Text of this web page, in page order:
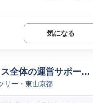
気になる
全体の運営サポート/1
リー・東山京都